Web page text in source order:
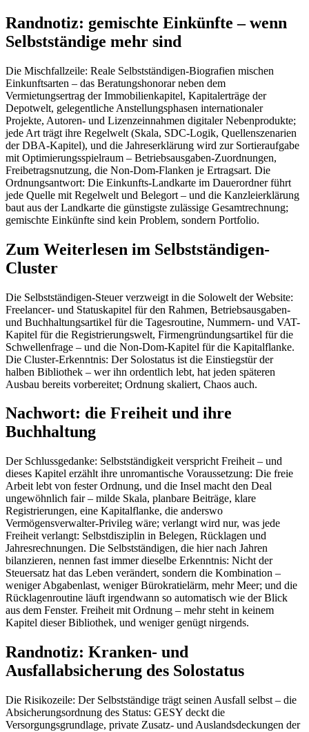
Randnotiz: gemischte Einkünfte – wenn
Selbstständige mehr sind
Die Mischfallzeile: Reale Selbstständigen-Biografien mischen
Einkunftsarten – das Beratungshonorar neben dem
Vermietungsertrag der Immobilienkapitel, Kapitalerträge der
Depotwelt, gelegentliche Anstellungsphasen internationaler
Projekte, Autoren- und Lizenzeinnahmen digitaler Nebenprodukte;
jede Art trägt ihre Regelwelt (Skala, SDC-Logik, Quellenszenarien
der DBA-Kapitel), und die Jahreserklärung wird zur Sortieraufgabe
mit Optimierungsspielraum – Betriebsausgaben-Zuordnungen,
Freibetragsnutzung, die Non-Dom-Flanken je Ertragsart. Die
Ordnungsantwort: Die Einkunfts-Landkarte im Dauerordner führt
jede Quelle mit Regelwelt und Belegort – und die Kanzleierklärung
baut aus der Landkarte die günstigste zulässige Gesamtrechnung;
gemischte Einkünfte sind kein Problem, sondern Portfolio.
Zum Weiterlesen im Selbstständigen-
Cluster
Die Selbstständigen-Steuer verzweigt in die Solowelt der Website:
Freelancer- und Statuskapitel für den Rahmen, Betriebsausgaben-
und Buchhaltungsartikel für die Tagesroutine, Nummern- und VAT-
Kapitel für die Registrierungswelt, Firmengründungsartikel für die
Schwellenfrage – und die Non-Dom-Kapitel für die Kapitalflanke.
Die Cluster-Erkenntnis: Der Solostatus ist die Einstiegstür der
halben Bibliothek – wer ihn ordentlich lebt, hat jeden späteren
Ausbau bereits vorbereitet; Ordnung skaliert, Chaos auch.
Nachwort: die Freiheit und ihre
Buchhaltung
Der Schlussgedanke: Selbstständigkeit verspricht Freiheit – und
dieses Kapitel erzählt ihre unromantische Voraussetzung: Die freie
Arbeit lebt von fester Ordnung, und die Insel macht den Deal
ungewöhnlich fair – milde Skala, planbare Beiträge, klare
Registrierungen, eine Kapitalflanke, die anderswo
Vermögensverwalter-Privileg wäre; verlangt wird nur, was jede
Freiheit verlangt: Selbstdisziplin in Belegen, Rücklagen und
Jahresrechnungen. Die Selbstständigen, die hier nach Jahren
bilanzieren, nennen fast immer dieselbe Erkenntnis: Nicht der
Steuersatz hat das Leben verändert, sondern die Kombination –
weniger Abgabenlast, weniger Bürokratielärm, mehr Meer; und die
Rücklagenroutine läuft irgendwann so automatisch wie der Blick
aus dem Fenster. Freiheit mit Ordnung – mehr steht in keinem
Kapitel dieser Bibliothek, und weniger genügt nirgends.
Randnotiz: Kranken- und
Ausfallabsicherung des Solostatus
Die Risikozeile: Der Selbstständige trägt seinen Ausfall selbst – die
Absicherungsordnung des Status: GESY deckt die
Versorgungsgrundlage, private Zusatz- und Auslandsdeckungen der